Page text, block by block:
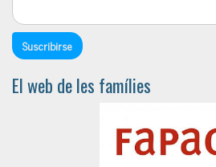
El web de les famílies